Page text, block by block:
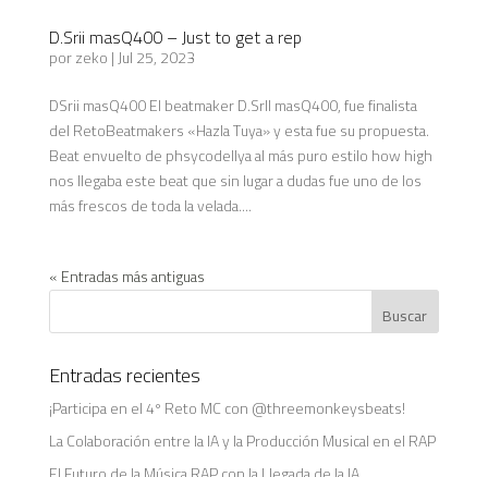
D.Srii masQ400 – Just to get a rep
porzeko|Jul 25, 2023
DSrii masQ400 El beatmaker D.Srll masQ400, fue finalista
del RetoBeatmakers «Hazla Tuya» y esta fue su propuesta.
Beat envuelto de phsycodellya al más puro estilo how high
nos llegaba este beat que sin lugar a dudas fue uno de los
más frescos de toda la velada....
« Entradas más antiguas
Entradas recientes
¡Participa en el 4º Reto MC con @threemonkeysbeats!
La Colaboración entre la IA y la Producción Musical en el RAP